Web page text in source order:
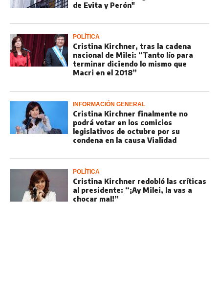
de Evita y Perón"
POLÍTICA
Cristina Kirchner, tras la cadena
nacional de Milei: “Tanto lío para
terminar diciendo lo mismo que
Macri en el 2018”
INFORMACIÓN GENERAL
Cristina Kirchner finalmente no
podrá votar en los comicios
legislativos de octubre por su
condena en la causa Vialidad
POLÍTICA
Cristina Kirchner redobló las críticas
al presidente: “¡Ay Milei, la vas a
chocar mal!”